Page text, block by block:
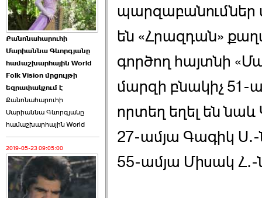
ԱԺ նախագահի
թեկնածու է ընտրվել
Ռուբեն Ռուբինյանը ›››
2026-06-23 21:28:00
Քանոնահարուհի
Մարիաննա Գևորգյանը
համաշխարհային World
Folk Vision մրցույթի
եզրափակչում է
Քանոնահարուհի
Մարիաննա Գևորգյանը
համաշխարհային World
2019-05-23 09:05:00
պարզաբանումներ
են «Հրազդան»
գործող հայտնի
մարզի բնակիչ 51-
որտեղ եղել են
27-ամյա Գագիկ Ս.-
55-ամյա Միսակ Հ.-